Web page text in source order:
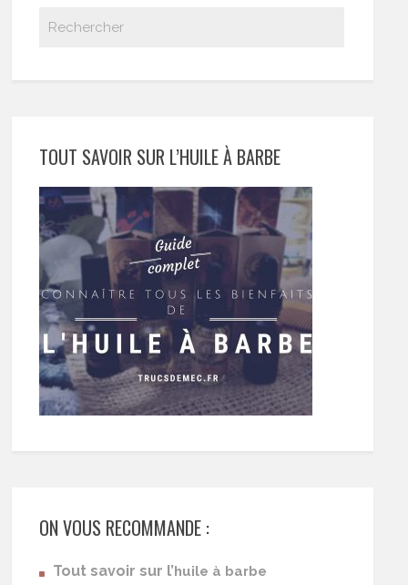
TOUT SAVOIR SUR L’HUILE À BARBE
ON VOUS RECOMMANDE :
Tout savoir sur l’huile à barbe